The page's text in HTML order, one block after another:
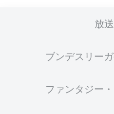
放
ブンデスリー
ファンタジー
広
Welcome along and